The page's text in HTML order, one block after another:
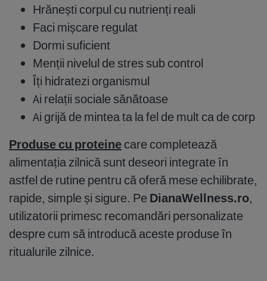
Hrănești corpul cu nutrienți reali
Faci mișcare regulat
Dormi suficient
Menții nivelul de stres sub control
Îți hidratezi organismul
Ai relații sociale sănătoase
Ai grijă de mintea ta la fel de mult ca de corp
Produse cu proteine care completează
alimentația zilnică sunt deseori integrate în
astfel de rutine pentru că oferă mese echilibrate,
rapide, simple și sigure. Pe DianaWellness.ro,
utilizatorii primesc recomandări personalizate
despre cum să introducă aceste produse în
ritualurile zilnice.